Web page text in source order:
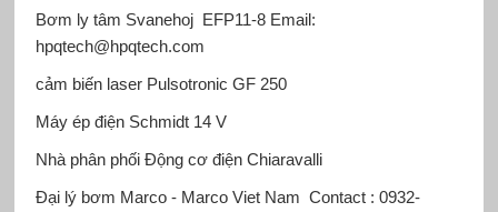
Bơm ly tâm SvanehojEFP11-8 Email:
hpqtech@hpqtech.com
cảm biến laser Pulsotronic GF 250
Máy ép điện Schmidt 14 V
Nhà phân phối Động cơ điện Chiaravalli
Đại lý bơm Marco - Marco Viet Nam Contact : 0932-